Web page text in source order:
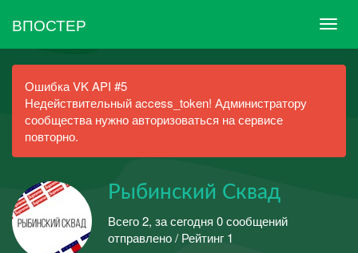
ВПОСТЕР
Ошибка VK API #5
Недействительный access_token! Администратору
сообщества нужно авторизоваться на сервисе
повторно.
Рыбинский Сквад
Всего 2, за сегодня 0 сообщений
отправлено / Рейтинг 1